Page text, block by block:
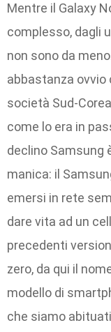
Mentre il Galaxy
complesso, dagli
non sono da
abbastanza ovvio
società Sud-
come lo era in
declino Samsung
manica: il
emersi in rete
dare vita ad un
precedenti
zero, da qui il
modello di
che siamo